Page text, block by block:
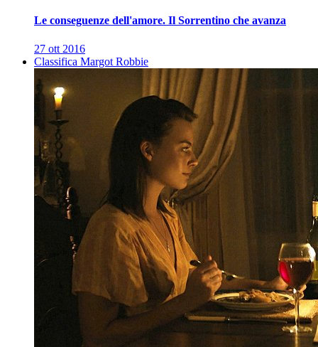
Le conseguenze dell'amore. Il Sorrentino che avanza
27 ott 2016
Classifica Margot Robbie